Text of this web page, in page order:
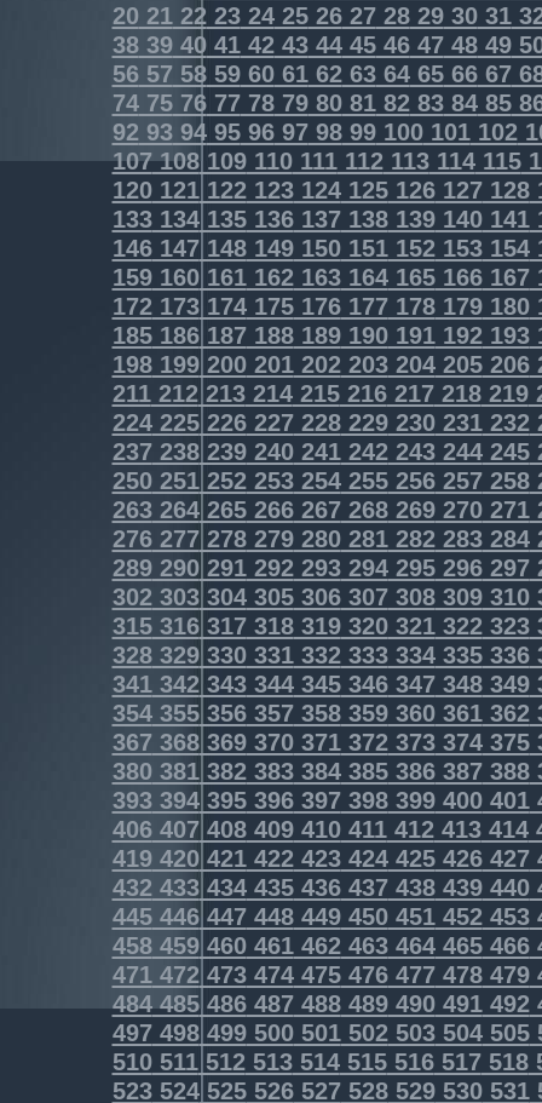
20 2122232425262728293031
383940414243444546474849
5657 58596061626364656667
747576777879808182838485
9293949596979899100101102
107108109110111112113114115
120121122123124125126127128
133134135136137138139140141
146147148149150151152153154
159160161162163164165166167
172173174175176177178179180
185186187188189190191192193
198199200201202203204205206
211212213214215216217218219
224225226227228229230231232
237238239240241242243244245
250251252253254255256257258
263264265266267268269270271
276277278279280281282283284
289290291292293294295296297
302303304305306307308309310
315316317318319320321322323
328329330331332333334335336
341342343344345346347348349
354355356357358359360361362
367 368369370371372373374375
380 381382383384385386387388
393394395396397398399400401
406407408409410411412413414
419420421422423424425426427
432433434435436437438439440
445446447448449450451452453
458459460461462463464465466
471472473474475476477478479
484485486487488489490491492
497498499500501502503504505
510511512513514515516517518
523524525526527528529530531